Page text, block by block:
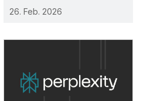
26. Feb. 2026